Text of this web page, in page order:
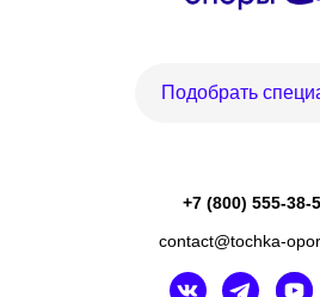
contact@tochka-
Подобрать
+7 (800) 555-38-